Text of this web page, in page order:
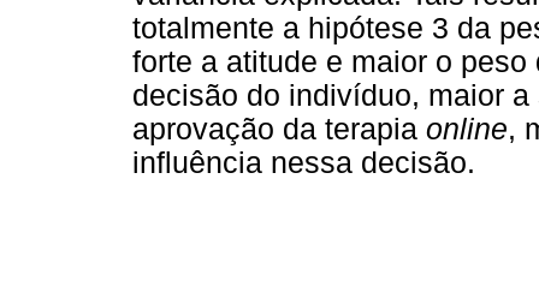
totalmente a hipótese 3 da
forte a atitude e maior o
decisão do indivíduo, maior
aprovação da terapia online,
influência nessa decisão.